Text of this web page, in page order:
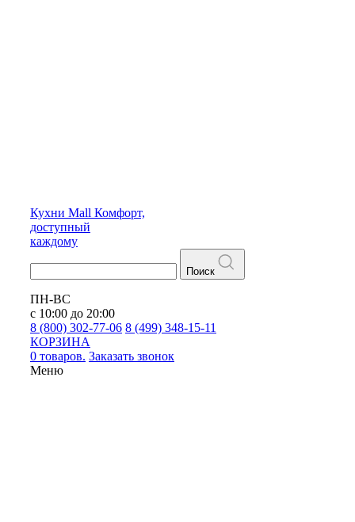
Кухни Mall Комфорт,
доступный
каждому
Поиск
ПН-ВС
с 10:00 до 20:00
8 (800) 302-77-06 8 (499) 348-15-11
КОРЗИНА
0 товаров. Заказать звонок
Меню